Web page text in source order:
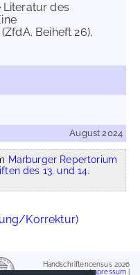
Literatur des
Beiheft 26),
August 2024
Marburger Repertorium
des 13. und 14.
Korrektur)
Handschriftencensus 2026
Impressum